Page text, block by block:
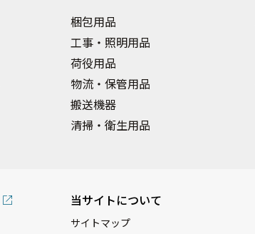
梱包用品
工事・照明用品
荷役用品
物流・保管用品
搬送機器
清掃・衛生用品
当サイトについて
サイトマップ